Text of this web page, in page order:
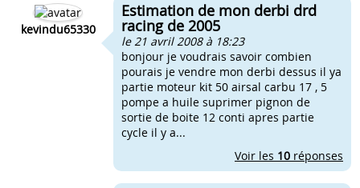
kevindu65330
Estimation de mon derbi drd
racing de 2005
le 21 avril 2008 à 18:23
bonjour je voudrais savoir combien
pourais je vendre mon derbi dessus il ya
partie moteur kit 50 airsal carbu 17 , 5
pompe a huile suprimer pignon de
sortie de boite 12 conti apres partie
cycle il y a...
Voir les 10 réponses